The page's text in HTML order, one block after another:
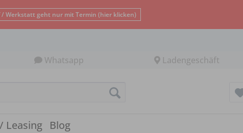
/ Werkstatt geht nur mit Termin (hier klicken)
Whatsapp Ladengeschäft
Leasing Blog